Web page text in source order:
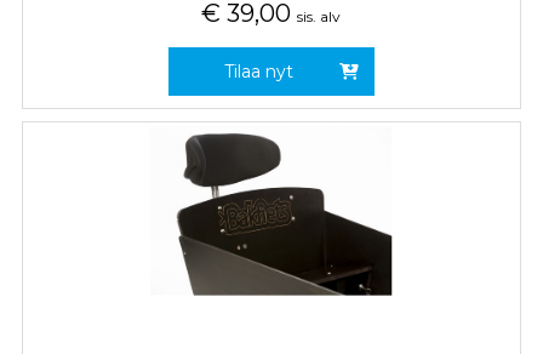
€ 39,00 sis. alv
Tilaa nyt